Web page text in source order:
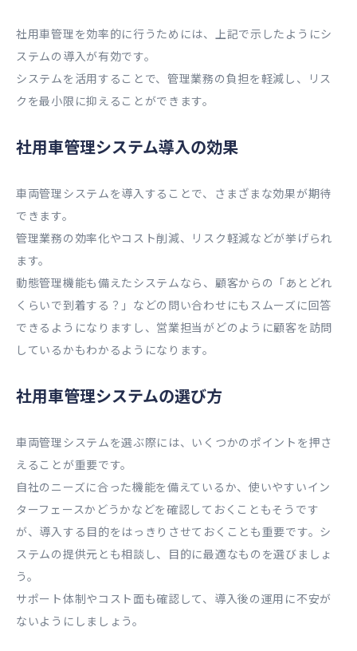
社用車管理を効率的に行うためには、上記で示したようにシ
ステムの導入が有効です。
システムを活用することで、管理業務の負担を軽減し、リス
クを最小限に抑えることができます。
社用車管理システム導入の効果
車両管理システムを導入することで、さまざまな効果が期待
できます。
管理業務の効率化やコスト削減、リスク軽減などが挙げられ
ます。
動態管理機能も備えたシステムなら、顧客からの「あとどれ
くらいで到着する？」などの問い合わせにもスムーズに回答
できるようになりますし、営業担当がどのように顧客を訪問
しているかもわかるようになります。
社用車管理システムの選び方
車両管理システムを選ぶ際には、いくつかのポイントを押さ
えることが重要です。
自社のニーズに合った機能を備えているか、使いやすいイン
ターフェースかどうかなどを確認しておくこともそうです
が、導入する目的をはっきりさせておくことも重要です。シ
ステムの提供元とも相談し、目的に最適なものを選びましょ
う。
サポート体制やコスト面も確認して、導入後の運用に不安が
ないようにしましょう。